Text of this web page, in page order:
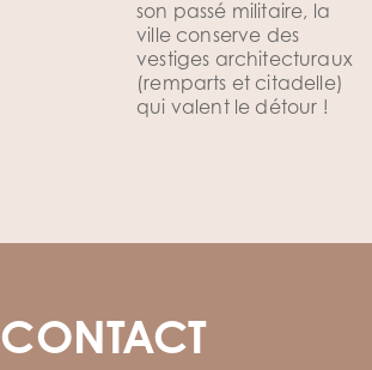
son passé militaire, la
ville conserve des
vestiges architecturaux
(remparts et citadelle)
qui valent le détour !
CONTACT